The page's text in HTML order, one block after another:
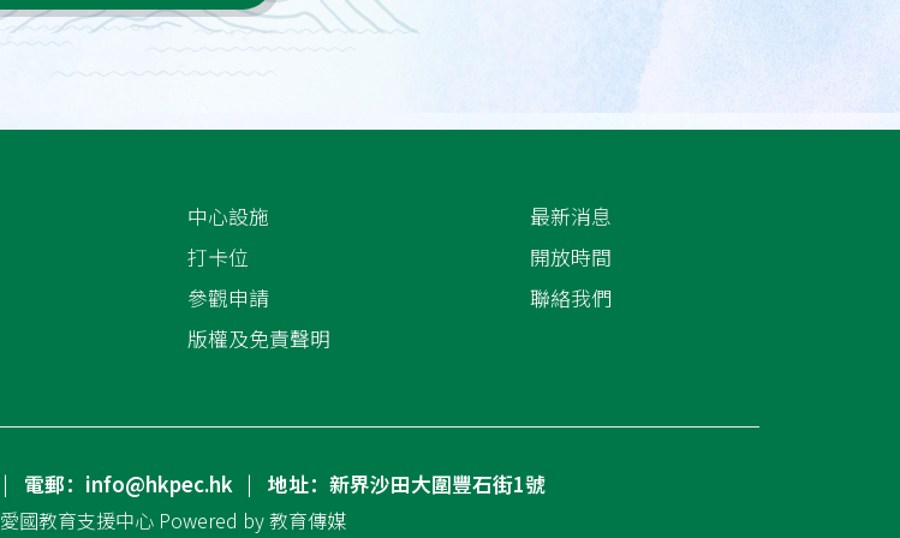
中心設施
打卡位
參觀申請
版權及免責聲明
最新消息
開放時間
聯絡我們
電郵：info@hkpec.hk
地址：新界沙田大圍豐石街1號
愛國教育支援中心 Powered by教育傳媒